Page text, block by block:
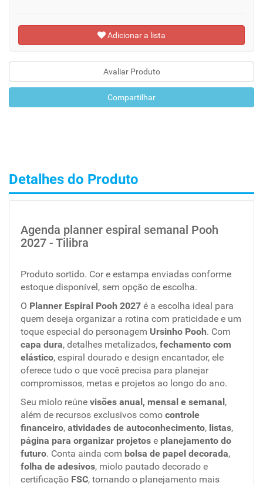
Adicionar a lista
Avaliar Produto
Compartilhar
Detalhes do Produto
Agenda planner espiral semanal Pooh
2027 - Tilibra
Produto sortido. Cor e estampa enviadas conforme
estoque disponível, sem opção de escolha.
O Planner Espiral Pooh 2027 é a escolha ideal para
quem deseja organizar a rotina com praticidade e um
toque especial do personagem Ursinho Pooh. Com
capa dura, detalhes metalizados, fechamento com
elástico, espiral dourado e design encantador, ele
oferece tudo o que você precisa para planejar
compromissos, metas e projetos ao longo do ano.
Seu miolo reúne visões anual, mensal e semanal,
além de recursos exclusivos como controle
financeiro, atividades de autoconhecimento, listas,
página para organizar projetos e planejamento do
futuro. Conta ainda com bolsa de papel decorada,
folha de adesivos, miolo pautado decorado e
certificação FSC, tornando o planejamento mais